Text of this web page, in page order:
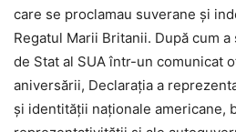
care se proclamau suverane și
Regatul Marii Britanii. După cum
de Stat al SUA într-un comunicat
aniversării, Declarația a
și identității naționale americane,